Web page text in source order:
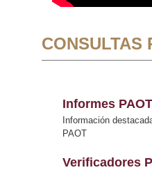
CONSULTAS
Informes PAOT
Información
PAOT
Verificadores